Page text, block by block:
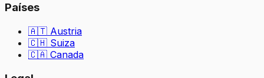
Países
🇦🇹 Austria
🇨🇭 Suiza
🇨🇦 Canada